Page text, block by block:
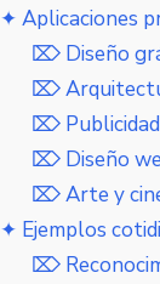
✦ Aplicaciones
⌦ Diseño
⌦
⌦ Publicidad
⌦ Diseño
⌦ Arte y
✦ Ejemplos
⌦